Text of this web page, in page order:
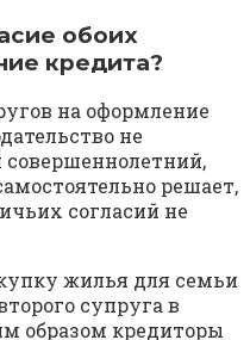
обоих
кредита?
на оформление
не
решает,
согласий не
жилья для семьи
супруга в
образом кредиторы